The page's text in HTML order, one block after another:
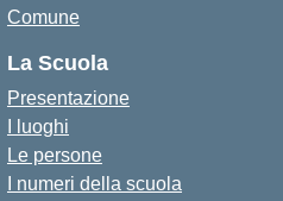
Comune
La Scuola
Presentazione
I luoghi
Le persone
I numeri della scuola